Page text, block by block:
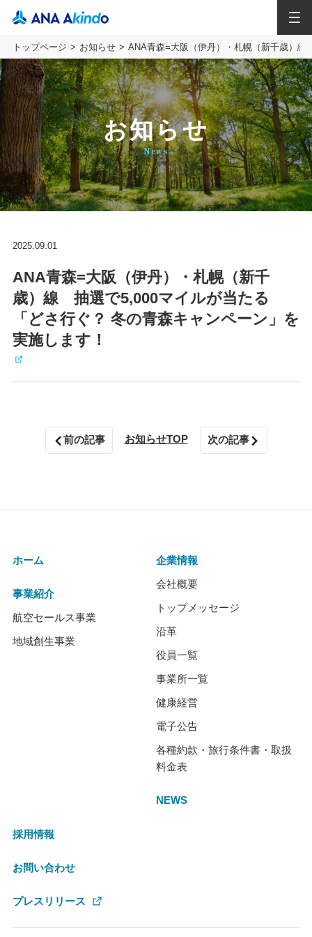
トップページ お知らせ ANA青森=大阪（伊丹）・札幌（新千歳）
お知らせ
News
2025.09.01
ANA青森=大阪（伊丹）・札幌（新千
歳）線 抽選で5,000マイルが当たる
「どさ行ぐ？ 冬の青森キャンペーン」を
実施します！
前の記事 お知らせTOP 次の記事
ホーム
事業紹介
航空セールス事業
地域創生事業
企業情報
会社概要
トップメッセージ
沿革
役員一覧
事業所一覧
健康経営
電子公告
各種約款・旅行条件書・取扱
料金表
NEWS
採用情報
お問い合わせ
プレスリリース